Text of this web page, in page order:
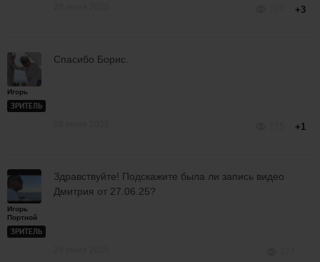
+3
Игорь
ЗРИТЕЛЬ
Спасибо Борис.
+1
Игорь
Портной
ЗРИТЕЛЬ
Здравствуйте! Подскажите была ли запись видео
Дмитрия от 27.06.25?